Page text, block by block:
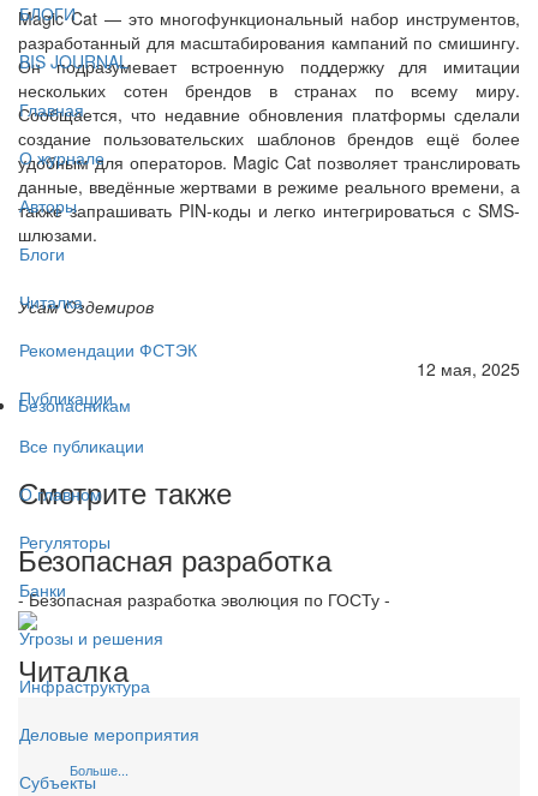
БЛОГИ
BIS JOURNAL
Главная
О журнале
Авторы
Блоги
Читалка
Рекомендации ФСТЭК
Публикации
Все публикации
О главном
Регуляторы
Банки
Угрозы и решения
Инфраструктура
Деловые мероприятия
Субъекты
Magic Cat — это многофункциональный набор инструментов,
разработанный для масштабирования кампаний по смишингу.
Он подразумевает встроенную поддержку для имитации
нескольких сотен брендов в странах по всему миру.
Сообщается, что недавние обновления платформы сделали
создание пользовательских шаблонов брендов ещё более
удобным для операторов. Magic Cat позволяет транслировать
данные, введённые жертвами в режиме реального времени, а
также запрашивать PIN-коды и легко интегрироваться с SMS-
шлюзами.
Усам Оздемиров
12 мая, 2025
Безопасникам
Смотрите также
Безопасная разработка
- Безопасная разработка эволюция по ГОСТу -
Читалка
Больше...